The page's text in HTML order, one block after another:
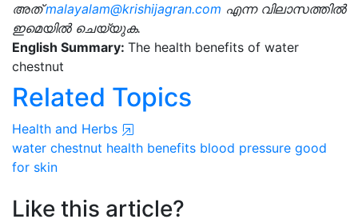
അത്malayalam@krishijagran.com എന്ന വിലാസത്തിൽ
ഇമെയിൽ ചെയ്യുക.
English Summary: The health benefits of water
chestnut
Related Topics
Health and Herbs
water chestnut health benefits blood pressure good
for skin
Like this article?